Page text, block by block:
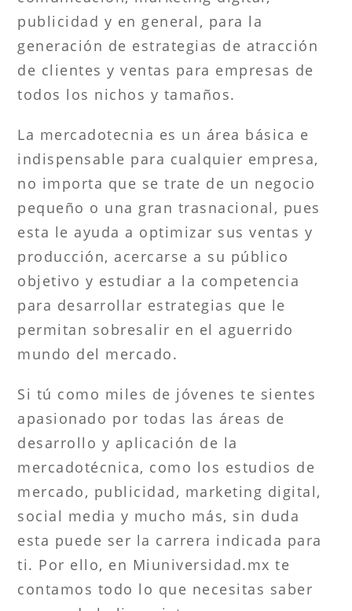
publicidad y en general, para la
generación de estrategias de atracción
de clientes y ventas para empresas de
todos los nichos y tamaños.
La mercadotecnia es un área básica e
indispensable para cualquier empresa,
no importa que se trate de un negocio
pequeño o una gran trasnacional, pues
esta le ayuda a optimizar sus ventas y
producción, acercarse a su público
objetivo y estudiar a la competencia
para desarrollar estrategias que le
permitan sobresalir en el aguerrido
mundo del mercado.
Si tú como miles de jóvenes te sientes
apasionado por todas las áreas de
desarrollo y aplicación de la
mercadotécnica, como los estudios de
mercado, publicidad, marketing digital,
social media y mucho más, sin duda
esta puede ser la carrera indicada para
ti. Por ello, en Miuniversidad.mx te
contamos todo lo que necesitas saber